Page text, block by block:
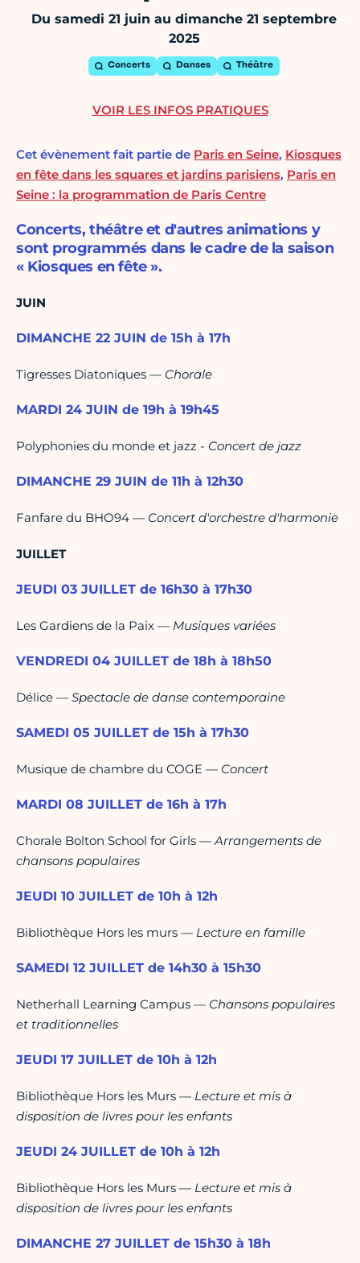
Du samedi 21 juin au dimanche 21 septembre
2025
Concerts Danses Théâtre
Cet évènement fait partie de Paris en Seine, Kiosques
en fête dans les squares et jardins parisiens, Paris en
Seine : la programmation de Paris Centre
Concerts, théâtre et d'autres animations y
sont programmés dans le cadre de la saison
« Kiosques en fête ».
JUIN
DIMANCHE 22 JUIN de 15h à 17h
Tigresses Diatoniques — Chorale
MARDI 24 JUIN de 19h à 19h45
Polyphonies du monde et jazz - Concert de jazz
DIMANCHE 29 JUIN de 11h à 12h30
Fanfare du BHO94 — Concert d'orchestre d'harmonie
JUILLET
JEUDI 03 JUILLET de 16h30 à 17h30
Les Gardiens de la Paix — Musiques variées
VENDREDI 04 JUILLET de 18h à 18h50
Délice — Spectacle de danse contemporaine
SAMEDI 05 JUILLET de 15h à 17h30
Musique de chambre du COGE — Concert
MARDI 08 JUILLET de 16h à 17h
Chorale Bolton School for Girls —Arrangements de
chansons populaires
JEUDI 10 JUILLET de 10h à 12h
Bibliothèque Hors les murs — Lecture en famille
SAMEDI 12 JUILLET de 14h30 à 15h30
Netherhall Learning Campus — Chansons populaires
et traditionnelles
JEUDI 17 JUILLET de 10h à 12h
Bibliothèque Hors les Murs — Lecture et mis à
disposition de livres pour les enfants
JEUDI 24 JUILLET de 10h à 12h
Bibliothèque Hors les Murs — Lecture et mis à
disposition de livres pour les enfants
DIMANCHE 27 JUILLET de 15h30 à 18h
VOIR LES INFOS PRATIQUES